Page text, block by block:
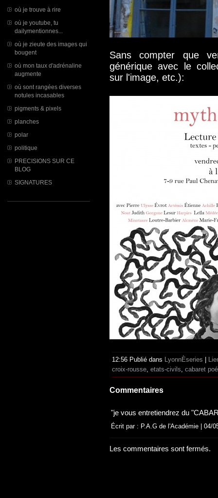
où je trouve à rire
où je youtube, tu
dailymentionnes...
où je zieute des images qui
bougent
où mon taux d'adrénaline
augmente
où sont rangées diverses
notules incasables
pigments & pixels
planches
polar
politique
PRECISIONS SUR CE
BLOG
SIGNATURES
Sans compter que
générique avec le
sur l'image, etc.):
12:56 Publié dans LyonnÈseries
croix-rousse etats-civils cabaret
Commentaires
"je vous entretiendrez du
Écrit par : P.A.G de l'Académie | 04/
Les commentaires sont fermés.